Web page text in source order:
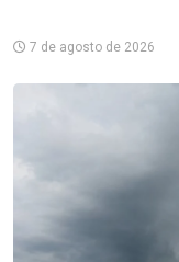
7 de agosto de 2026